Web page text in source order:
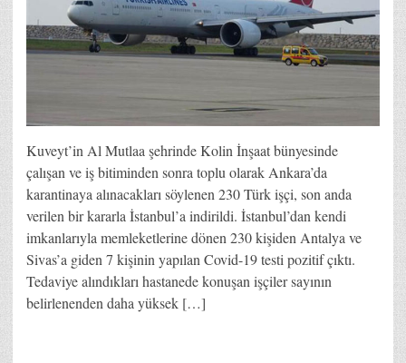
Kuveyt’in Al Mutlaa şehrinde Kolin İnşaat bünyesinde
çalışan ve iş bitiminden sonra toplu olarak Ankara’da
karantinaya alınacakları söylenen 230 Türk işçi, son anda
verilen bir kararla İstanbul’a indirildi. İstanbul’dan kendi
imkanlarıyla memleketlerine dönen 230 kişiden Antalya ve
Sivas’a giden 7 kişinin yapılan Covid-19 testi pozitif çıktı.
Tedaviye alındıkları hastanede konuşan işçiler sayının
belirlenenden daha yüksek […]